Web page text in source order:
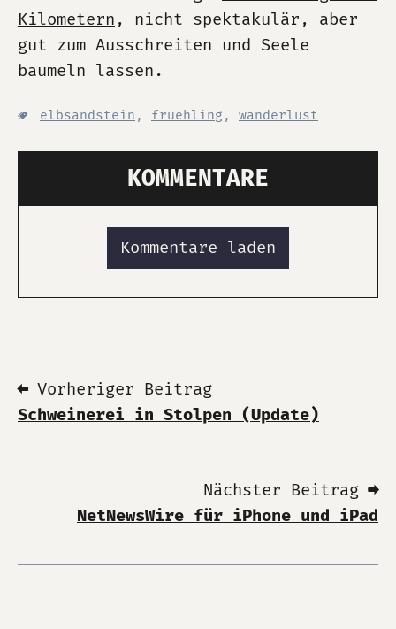
Kilometern , nicht spektakulär, aber
gut zum Ausschreiten und Seele
baumeln lassen.
elbsandstein , fruehling , wanderlust
KOMMENTARE
Kommentare laden
⬅ Vorheriger Beitrag
Schweinerei in Stolpen (Update)
Nächster Beitrag ➡
NetNewsWire für iPhone und iPad